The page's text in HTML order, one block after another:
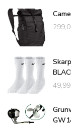
49,99